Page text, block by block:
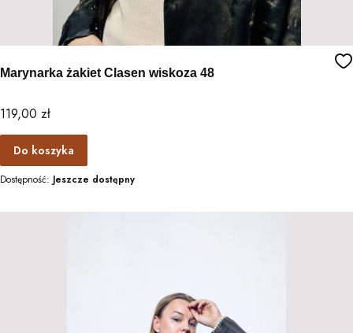
Marynarka żakiet Clasen wiskoza 48
Cena
119,00 zł
Do koszyka
Dostępność: Jeszcze dostępny